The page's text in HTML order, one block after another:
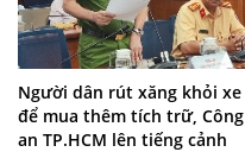
Người dân rút xăng khỏi xe
để mua thêm tích trữ, Công
an TP.HCM lên tiếng cảnh